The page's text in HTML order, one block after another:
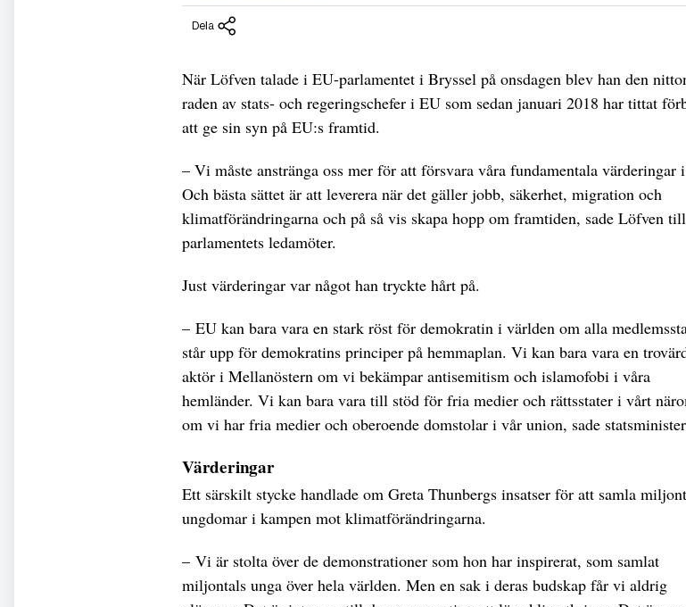
Dela
När Löfven talade i EU-parlamentet i Bryssel på onsdagen blev han den
raden av stats- och regeringschefer i EU som sedan januari 2018 har tittat
att ge sin syn på EU:s framtid.
– Vi måste anstränga oss mer för att försvara våra fundamentala värderingar
Och bästa sättet är att leverera när det gäller jobb, säkerhet, migration och
klimatförändringarna och på så vis skapa hopp om framtiden, sade Löfven till
parlamentets ledamöter.
Just värderingar var något han tryckte hårt på.
– EU kan bara vara en stark röst för demokratin i världen om alla
står upp för demokratins principer på hemmaplan. Vi kan bara vara en
aktör i Mellanöstern om vi bekämpar antisemitism och islamofobi i våra
hemländer. Vi kan bara vara till stöd för fria medier och rättsstater i vårt
om vi har fria medier och oberoende domstolar i vår union, sade
Värderingar
Ett särskilt stycke handlade om Greta Thunbergs insatser för att samla
ungdomar i kampen mot klimatförändringarna.
– Vi är stolta över de demonstrationer som hon har inspirerat, som samlat
miljontals unga över hela världen. Men en sak i deras budskap får vi aldrig